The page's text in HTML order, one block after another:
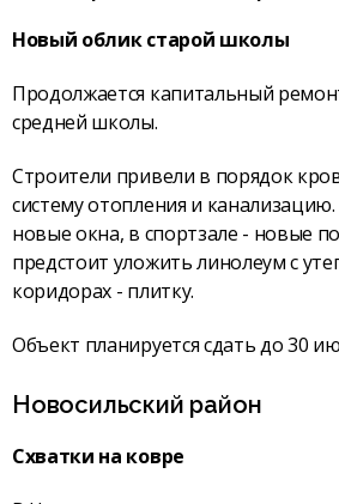
Новый облик старой школы
Продолжается капитальный
средней школы.
Строители привели в порядок
систему отопления и
новые окна, в спортзале - новые
предстоит уложить линолеум с
коридорах - плитку.
Объект планируется сдать до 30
Новосильский район
Схватки на ковре